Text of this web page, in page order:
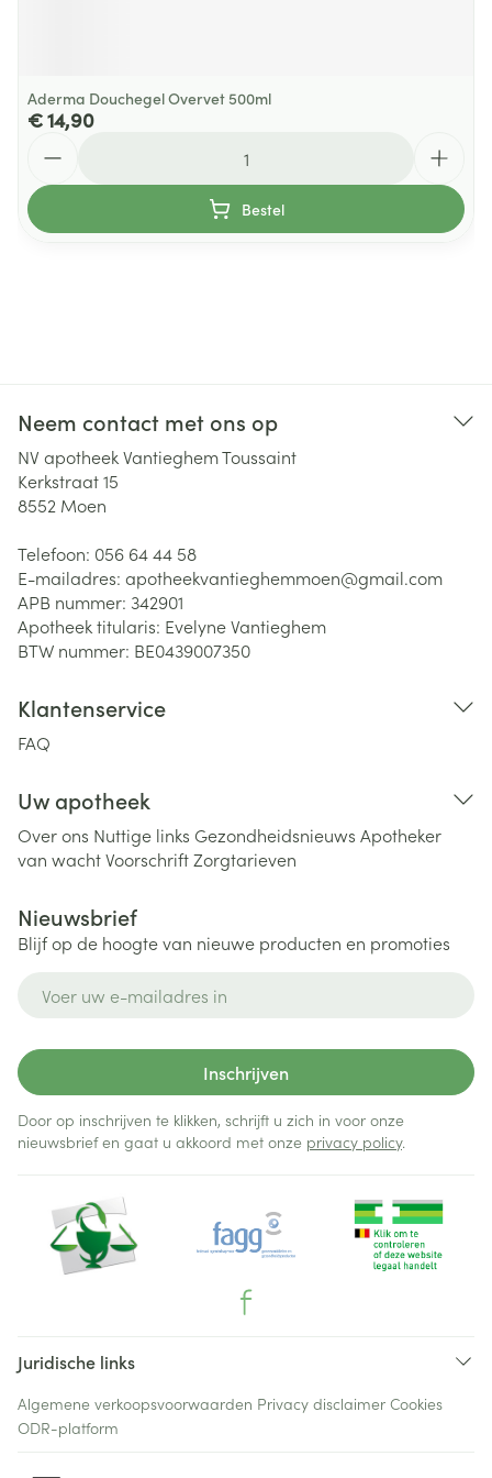
Aderma Douchegel Overvet 500ml
€ 14,90
Bestel
Neem contact met ons op
NV apotheek Vantieghem Toussaint
Kerkstraat 15
8552 Moen
Telefoon: 056 64 44 58
E-mailadres: apotheekvantieghemmoen@gmail.com
APB nummer: 342901
Apotheek titularis: Evelyne Vantieghem
BTW nummer: BE0439007350
Klantenservice
FAQ
Uw apotheek
Over ons Nuttige links Gezondheidsnieuws Apotheker
van wachtVoorschriftZorgtarieven
Nieuwsbrief
Blijf op de hoogte van nieuwe producten en promoties
Inschrijven
Door op inschrijven te klikken, schrijft u zich in voor onze
nieuwsbrief en gaat u akkoord met onze privacy policy.
Juridische links
Algemene verkoopsvoorwaarden Privacy disclaimer Cookies
ODR-platform